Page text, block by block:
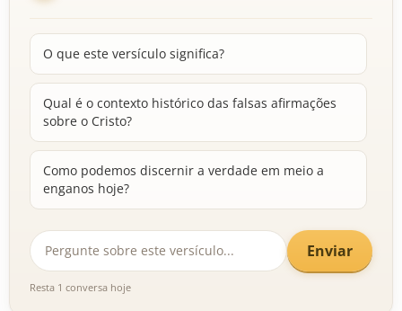
O que este versículo significa?
Qual é o contexto histórico das falsas afirmações
sobre o Cristo?
Como podemos discernir a verdade em meio a
enganos hoje?
Enviar
Resta 1 conversa hoje